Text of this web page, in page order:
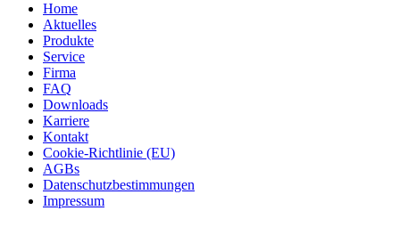
Home
Aktuelles
Produkte
Service
Firma
FAQ
Downloads
Karriere
Kontakt
Cookie-Richtlinie (EU)
AGBs
Datenschutzbestimmungen
Impressum